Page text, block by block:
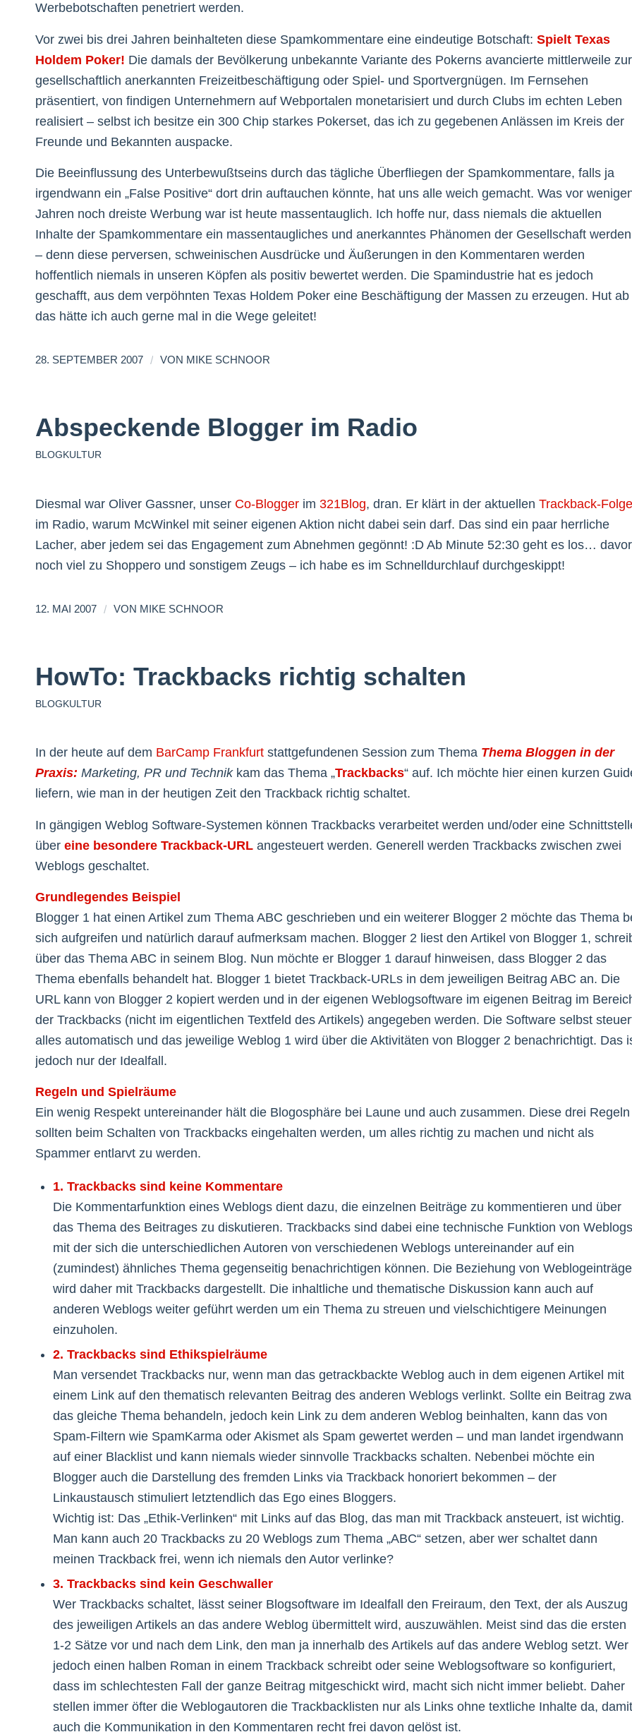
Werbebotschaften penetriert werden.
Vor zwei bis drei Jahren beinhalteten diese Spamkommentare eine eindeutige Botschaft: Spielt Texas
Holdem Poker! Die damals der Bevölkerung unbekannte Variante des Pokerns avancierte mittlerweile zur
gesellschaftlich anerkannten Freizeitbeschäftigung oder Spiel- und Sportvergnügen. Im Fernsehen
präsentiert, von findigen Unternehmern auf Webportalen monetarisiert und durch Clubs im echten Leben
realisiert – selbst ich besitze ein 300 Chip starkes Pokerset, das ich zu gegebenen Anlässen im Kreis der
Freunde und Bekannten auspacke.
Die Beeinflussung des Unterbewußtseins durch das tägliche Überfliegen der Spamkommentare, falls ja
irgendwann ein „False Positive“ dort drin auftauchen könnte, hat uns alle weich gemacht. Was vor
Jahren noch dreiste Werbung war ist heute massentauglich. Ich hoffe nur, dass niemals die aktuellen
Inhalte der Spamkommentare ein massentaugliches und anerkanntes Phänomen der Gesellschaft werden
– denn diese perversen, schweinischen Ausdrücke und Äußerungen in den Kommentaren werden
hoffentlich niemals in unseren Köpfen als positiv bewertet werden. Die Spamindustrie hat es jedoch
geschafft, aus dem verpöhnten Texas Holdem Poker eine Beschäftigung der Massen zu erzeugen. Hut ab
das hätte ich auch gerne mal in die Wege geleitet!
28. SEPTEMBER 2007 / VON MIKE SCHNOOR
Abspeckende Blogger im Radio
BLOGKULTUR
Diesmal war Oliver Gassner, unser Co-Blogger im 321Blog, dran. Er klärt in der aktuellen Trackback-Folge
im Radio, warum McWinkel mit seiner eigenen Aktion nicht dabei sein darf. Das sind ein paar herrliche
Lacher, aber jedem sei das Engagement zum Abnehmen gegönnt! :D Ab Minute 52:30 geht es los… davor
noch viel zu Shoppero und sonstigem Zeugs – ich habe es im Schnelldurchlauf durchgeskippt!
12. MAI 2007 / VON MIKE SCHNOOR
HowTo: Trackbacks richtig schalten
BLOGKULTUR
In der heute auf dem BarCamp Frankfurt stattgefundenen Session zum Thema Thema Bloggen in der
Praxis: Marketing, PR und Technikkam das Thema „Trackbacks“ auf. Ich möchte hier einen kurzen
liefern, wie man in der heutigen Zeit den Trackback richtig schaltet.
In gängigen Weblog Software-Systemen können Trackbacks verarbeitet werden und/oder eine
über eine besondere Trackback-URL angesteuert werden. Generell werden Trackbacks zwischen zwei
Weblogs geschaltet.
Grundlegendes Beispiel
Blogger 1 hat einen Artikel zum Thema ABC geschrieben und ein weiterer Blogger 2 möchte das Thema
sich aufgreifen und natürlich darauf aufmerksam machen. Blogger 2 liest den Artikel von Blogger 1,
über das Thema ABC in seinem Blog. Nun möchte er Blogger 1 darauf hinweisen, dass Blogger 2 das
Thema ebenfalls behandelt hat. Blogger 1 bietet Trackback-URLs in dem jeweiligen Beitrag ABC an. Die
URL kann von Blogger 2 kopiert werden und in der eigenen Weblogsoftware im eigenen Beitrag im
der Trackbacks (nicht im eigentlichen Textfeld des Artikels) angegeben werden. Die Software selbst
alles automatisch und das jeweilige Weblog 1 wird über die Aktivitäten von Blogger 2 benachrichtigt. Das
jedoch nur der Idealfall.
Regeln und Spielräume
Ein wenig Respekt untereinander hält die Blogosphäre bei Laune und auch zusammen. Diese drei Regeln
sollten beim Schalten von Trackbacks eingehalten werden, um alles richtig zu machen und nicht als
Spammer entlarvt zu werden.
1. Trackbacks sind keine Kommentare
Die Kommentarfunktion eines Weblogs dient dazu, die einzelnen Beiträge zu kommentieren und über
das Thema des Beitrages zu diskutieren. Trackbacks sind dabei eine technische Funktion von
mit der sich die unterschiedlichen Autoren von verschiedenen Weblogs untereinander auf ein
(zumindest) ähnliches Thema gegenseitig benachrichtigen können. Die Beziehung von
wird daher mit Trackbacks dargestellt. Die inhaltliche und thematische Diskussion kann auch auf
anderen Weblogs weiter geführt werden um ein Thema zu streuen und vielschichtigere Meinungen
einzuholen.
2. Trackbacks sind Ethikspielräume
Man versendet Trackbacks nur, wenn man das getrackbackte Weblog auch in dem eigenen Artikel mit
einem Link auf den thematisch relevanten Beitrag des anderen Weblogs verlinkt. Sollte ein Beitrag
das gleiche Thema behandeln, jedoch kein Link zu dem anderen Weblog beinhalten, kann das von
Spam-Filtern wie SpamKarma oder Akismet als Spam gewertet werden – und man landet irgendwann
auf einer Blacklist und kann niemals wieder sinnvolle Trackbacks schalten. Nebenbei möchte ein
Blogger auch die Darstellung des fremden Links via Trackback honoriert bekommen – der
Linkaustausch stimuliert letztendlich das Ego eines Bloggers.
Wichtig ist: Das „Ethik-Verlinken“ mit Links auf das Blog, das man mit Trackback ansteuert, ist wichtig.
Man kann auch 20 Trackbacks zu 20 Weblogs zum Thema „ABC“ setzen, aber wer schaltet dann
meinen Trackback frei, wenn ich niemals den Autor verlinke?
3. Trackbacks sind kein Geschwaller
Wer Trackbacks schaltet, lässt seiner Blogsoftware im Idealfall den Freiraum, den Text, der als Auszug
des jeweiligen Artikels an das andere Weblog übermittelt wird, auszuwählen. Meist sind das die ersten
1-2 Sätze vor und nach dem Link, den man ja innerhalb des Artikels auf das andere Weblog setzt. Wer
jedoch einen halben Roman in einem Trackback schreibt oder seine Weblogsoftware so konfiguriert,
dass im schlechtesten Fall der ganze Beitrag mitgeschickt wird, macht sich nicht immer beliebt. Daher
stellen immer öfter die Weblogautoren die Trackbacklisten nur als Links ohne textliche Inhalte da, damit
auch die Kommunikation in den Kommentaren recht frei davon gelöst ist.